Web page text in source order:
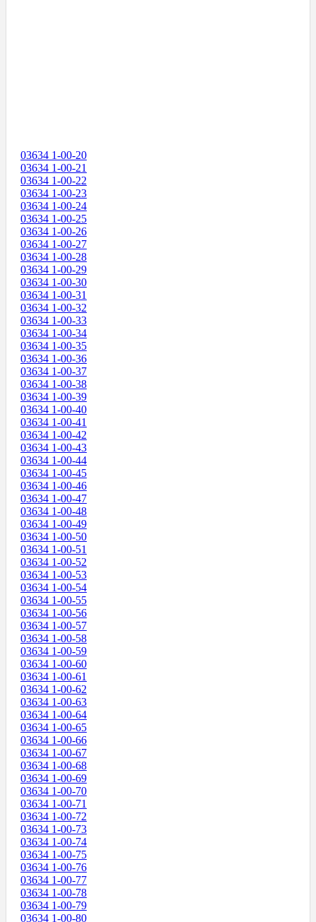
03634 1-00-20
03634 1-00-21
03634 1-00-22
03634 1-00-23
03634 1-00-24
03634 1-00-25
03634 1-00-26
03634 1-00-27
03634 1-00-28
03634 1-00-29
03634 1-00-30
03634 1-00-31
03634 1-00-32
03634 1-00-33
03634 1-00-34
03634 1-00-35
03634 1-00-36
03634 1-00-37
03634 1-00-38
03634 1-00-39
03634 1-00-40
03634 1-00-41
03634 1-00-42
03634 1-00-43
03634 1-00-44
03634 1-00-45
03634 1-00-46
03634 1-00-47
03634 1-00-48
03634 1-00-49
03634 1-00-50
03634 1-00-51
03634 1-00-52
03634 1-00-53
03634 1-00-54
03634 1-00-55
03634 1-00-56
03634 1-00-57
03634 1-00-58
03634 1-00-59
03634 1-00-60
03634 1-00-61
03634 1-00-62
03634 1-00-63
03634 1-00-64
03634 1-00-65
03634 1-00-66
03634 1-00-67
03634 1-00-68
03634 1-00-69
03634 1-00-70
03634 1-00-71
03634 1-00-72
03634 1-00-73
03634 1-00-74
03634 1-00-75
03634 1-00-76
03634 1-00-77
03634 1-00-78
03634 1-00-79
03634 1-00-80